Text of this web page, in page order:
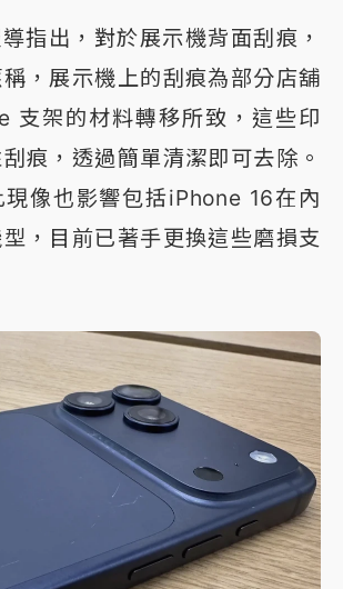
指出，對於展示機背面刮痕，
，展示機上的刮痕為部分店舖
支架的材料轉移所致，這些印
痕，透過簡單清潔即可去除。
像也影響包括iPhone 16在內
，目前已著手更換這些磨損支